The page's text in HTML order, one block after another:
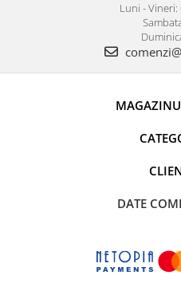
Luni - Vineri:
DATE